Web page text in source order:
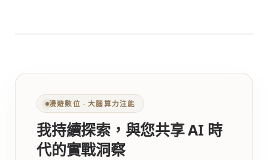
漫遊數位 ‧ 大腦算力注能
我持續探索，與您共享 AI 時
代的實戰洞察